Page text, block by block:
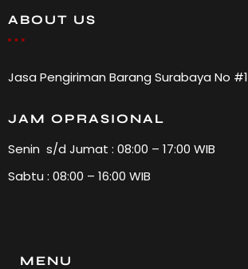
ABOUT US
Jasa Pengiriman Barang Surabaya No #1
JAM OPRASIONAL
Senin s/d Jumat : 08:00 – 17:00 WIB
Sabtu : 08:00 – 16:00 WIB
MENU